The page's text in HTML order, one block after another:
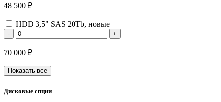
48 500 ₽
HDD 3,5" SAS 20Tb, новые
- +
70 000 ₽
Показать все
Дисковые опции